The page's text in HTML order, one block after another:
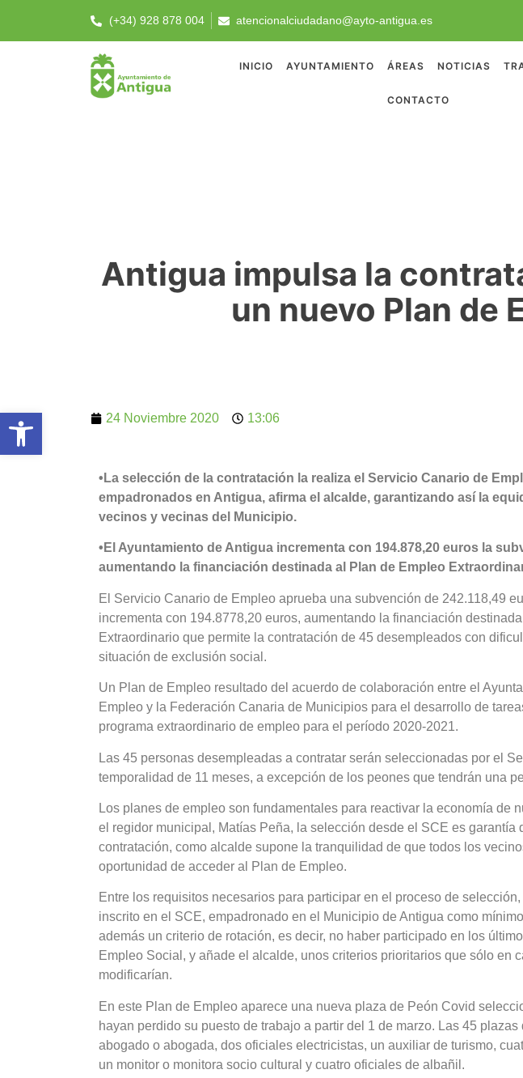
(+34) 928 878 004 atencionalciudadano@ayto-antigua.es
INICIO AYUNTAMIENTO ÁREAS NOTICIAS
CONTACTO
Antigua impulsa la
un nuevo Plan de
24 Noviembre 2020 13:06
•La selección de la contratación la realiza el Servicio Canario de
empadronados en Antigua, afirma el alcalde, garantizando así la
vecinos y vecinas del Municipio.
•El Ayuntamiento de Antigua incrementa con 194.878,20 euros la
aumentando la financiación destinada al Plan de Empleo
El Servicio Canario de Empleo aprueba una subvención de 242.118,49
incrementa con 194.8778,20 euros, aumentando la financiación
Extraordinario que permite la contratación de 45 desempleados con
situación de exclusión social.
Un Plan de Empleo resultado del acuerdo de colaboración entre el
Empleo y la Federación Canaria de Municipios para el desarrollo de
programa extraordinario de empleo para el período 2020-2021.
Las 45 personas desempleadas a contratar serán seleccionadas por el
temporalidad de 11 meses, a excepción de los peones que tendrán una
Los planes de empleo son fundamentales para reactivar la economía de
el regidor municipal, Matías Peña, la selección desde el SCE es garantía
contratación, como alcalde supone la tranquilidad de que todos los
oportunidad de acceder al Plan de Empleo.
Entre los requisitos necesarios para participar en el proceso de
inscrito en el SCE, empadronado en el Municipio de Antigua como
además un criterio de rotación, es decir, no haber participado en los
Empleo Social, y añade el alcalde, unos criterios prioritarios que sólo en
modificarían.
En este Plan de Empleo aparece una nueva plaza de Peón Covid
hayan perdido su puesto de trabajo a partir del 1 de marzo. Las 45
abogado o abogada, dos oficiales electricistas, un auxiliar de turismo,
un monitor o monitora socio cultural y cuatro oficiales de albañil.
Abrir barra de herramientas